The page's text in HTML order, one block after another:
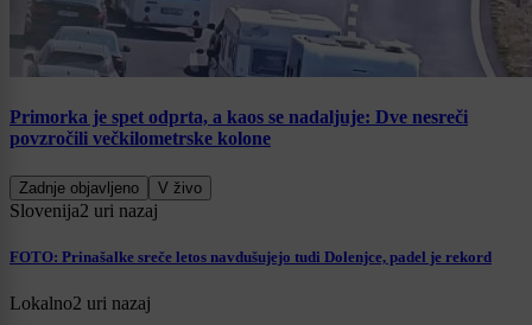
Primorka je spet odprta, a kaos se nadaljuje: Dve nesreči
povzročili večkilometrske kolone
Zadnje objavljeno V živo
Slovenija2 uri nazaj
FOTO: Prinašalke sreče letos navdušujejo tudi Dolenjce, padel je rekord
Lokalno2 uri nazaj